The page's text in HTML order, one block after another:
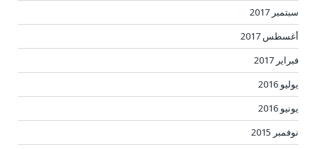
سبتمبر 2017
أغسطس 2017
فبراير 2017
يوليو 2016
يونيو 2016
نوفمبر 2015